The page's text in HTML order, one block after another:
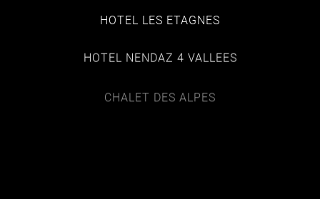
HOTEL LES ETAGNES
HOTEL NENDAZ 4 VALLEES
CHALET DES ALPES